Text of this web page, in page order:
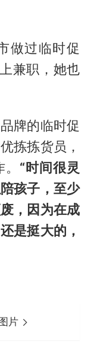
做过临时促
兼职，她也
牌的临时促
拣拣货员，
“时间很灵
孩子，至少
，因为在成
是挺大的，
片